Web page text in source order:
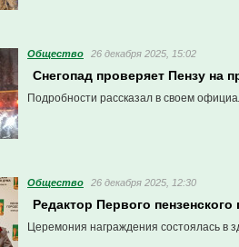
Общество 26 декабря 2025, 15:02
Снегопад проверяет Пензу на
Подробности рассказал в своем
Общество 26 декабря 2025, 12:30
Редактор Первого
Церемония награждения состоялась в